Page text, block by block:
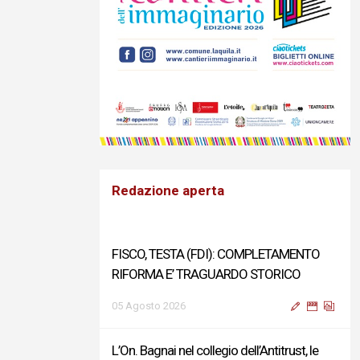
Redazione aperta
FISCO, TESTA (FDI): COMPLETAMENTO
RIFORMA E’ TRAGUARDO STORICO
05 Agosto 2026
L’On. Bagnai nel collegio dell’Antitrust, le